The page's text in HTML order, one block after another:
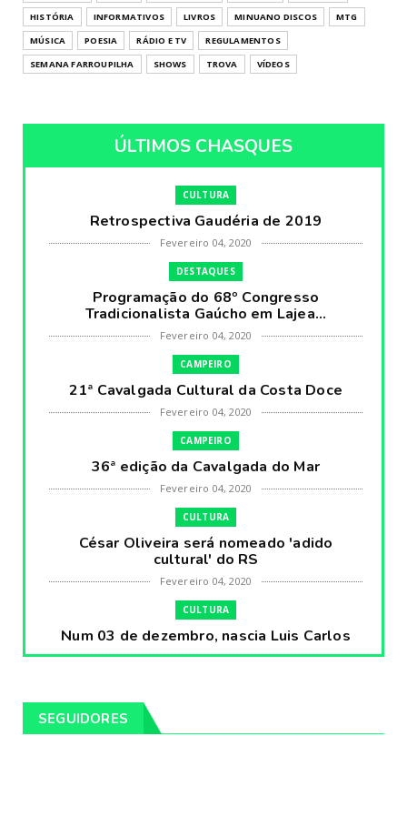
HISTÓRIA INFORMATIVOS LIVROS MINUANO DISCOS
MTG
MÚSICA
POESIA RÁDIO E TV
REGULAMENTOS
SEMANA FARROUPILHA
SHOWS TROVA VÍDEOS
ÚLTIMOS CHASQUES
CULTURA
Retrospectiva Gaudéria de 2019
Fevereiro 04, 2020
DESTAQUES
Programação do 68º Congresso
Tradicionalista Gaúcho em Lajea...
Fevereiro 04, 2020
CAMPEIRO
21ª Cavalgada Cultural da Costa Doce
Fevereiro 04, 2020
CAMPEIRO
36ª edição da Cavalgada do Mar
Fevereiro 04, 2020
CULTURA
César Oliveira será nomeado 'adido
cultural' do RS
Fevereiro 04, 2020
CULTURA
Num 03 de dezembro, nascia Luis Carlos
Prestes, o Cavaleiro ...
Pintores da Temática Gauchesca - parte
SEGUIDORES